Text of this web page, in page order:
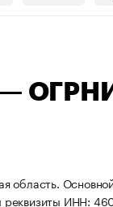
—
область.
реквизиты ИНН: